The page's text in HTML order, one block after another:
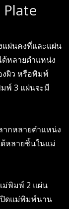
แผ่นคงที่และแผ่น
หลายตำแหน่ง
ผิว หรือพิมพ์
พ์ 3 แผ่นจะมี
กหลายตำแหน่ง
หลายชิ้นในแม่
ม่พิมพ์ 2 แผ่น
ปิดแม่พิมพ์นาน